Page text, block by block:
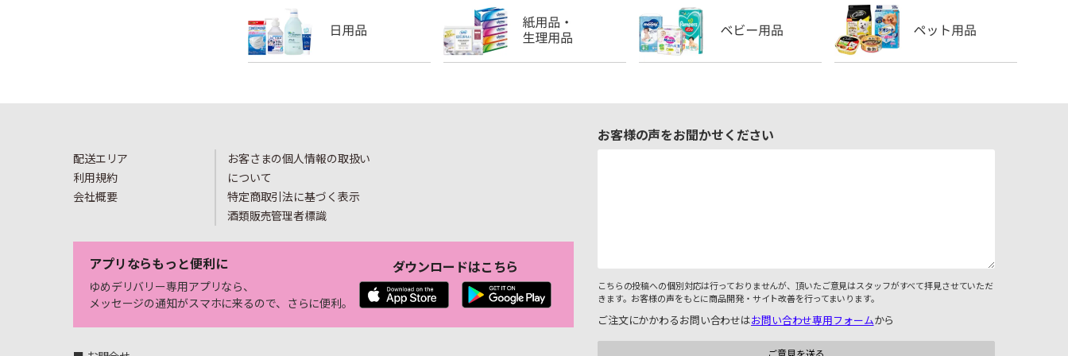
配送エリア
利用規約
会社概要
お客さまの個人情報の取扱い
について
特定商取引法に基づく表示
酒類販売管理者標識
アプリならもっと便利に
ゆめデリバリー専用アプリなら、
メッセージの通知がスマホに来るので、さらに便利。
ダウンロードはこちら
お客様の声をお聞かせください
こちらの投稿への個別対応は行っておりませんが、頂いたご意見はスタッフがすべて拝見させていただ
きます。お客様の声をもとに商品開発・サイト改善を行ってまいります。
ご注文にかかわるお問い合わせはお問い合わせ専用フォームから